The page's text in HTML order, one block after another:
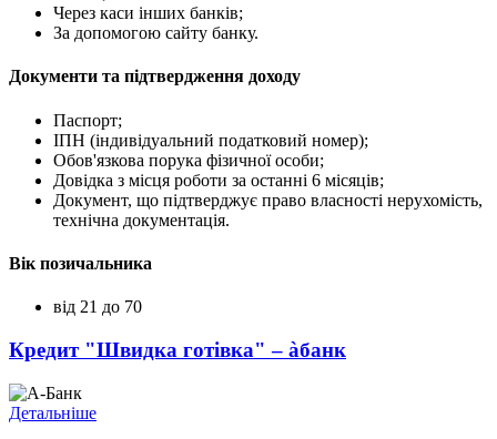
Через каси інших банків;
За допомогою сайту банку.
Документи та підтвердження доходу
Паспорт;
ІПН (індивідуальний податковий номер);
Обов'язкова порука фізичної особи;
Довідка з місця роботи за останні 6 місяців;
Документ, що підтверджує право власності нерухомість,
технічна документація.
Вік позичальника
від 21 до 70
Кредит "Швидка готівка" – àбанк
Детальніше